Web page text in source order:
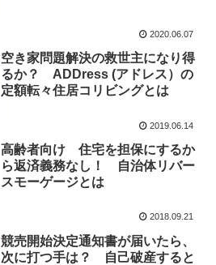
2020.06.07
空き家問題解決の救世主になり得
るか？ ADDress (アドレス）の
定額転々住居コリビングとは
2019.06.14
高齢者向け 住宅を担保にするか
ら返済義務なし！ 自治体リバー
スモーゲージとは
2018.09.21
競売開始決定通知書が届いたら、
次に打つ手は？ 自己破産すると